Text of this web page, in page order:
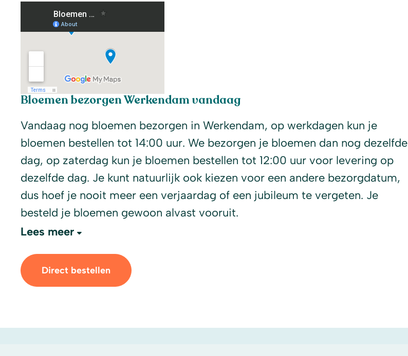
Bloemen bezorgen Werkendam vandaag
Vandaag nog bloemen bezorgen in Werkendam, op werkdagen kun je
bloemen bestellen tot 14:00 uur. We bezorgen je bloemen dan nog dezelfde
dag, op zaterdag kun je bloemen bestellen tot 12:00 uur voor levering op
dezelfde dag. Je kunt natuurlijk ook kiezen voor een andere bezorgdatum,
dus hoef je nooit meer een verjaardag of een jubileum te vergeten. Je
besteld je bloemen gewoon alvast vooruit.
Lees meer
Direct bestellen